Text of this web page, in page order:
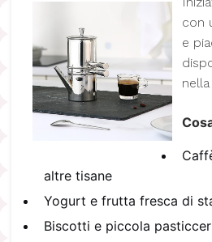
con
e
altre tisane
Yogurt e frutta fresca di
Biscotti e piccola